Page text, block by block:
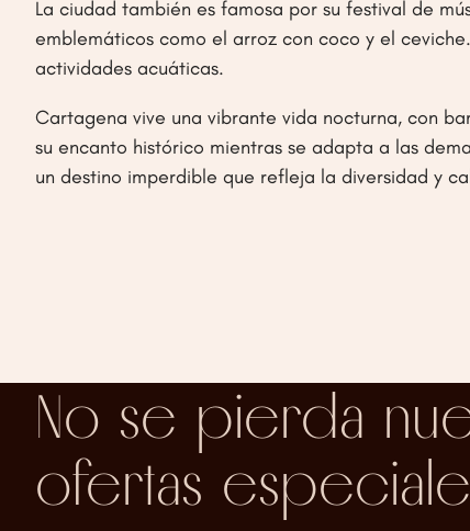
La ciudad también es famosa por su festival de
emblemáticos como el arroz con coco y el
actividades acuáticas.
Cartagena vive una vibrante vida nocturna, con
su encanto histórico mientras se adapta a las
un destino imperdible que refleja la diversidad y
No se pierda
ofertas